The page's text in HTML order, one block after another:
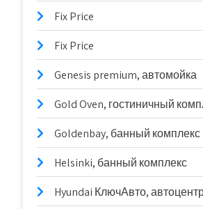
Fix Price
Fix Price
Genesis premium, автомойка
Gold Oven, гостиничный
Goldenbay, банный комплекс
Helsinki, банный комплекс
Hyundai КлючАвто,